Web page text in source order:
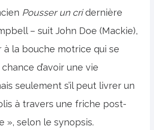
Pousser un cridernière
– suit John Doe (Mackie),
à la bouche motrice qui se
d’avoir une vie
seulement s’il peut livrer un
à travers une friche post-
», selon le synopsis.